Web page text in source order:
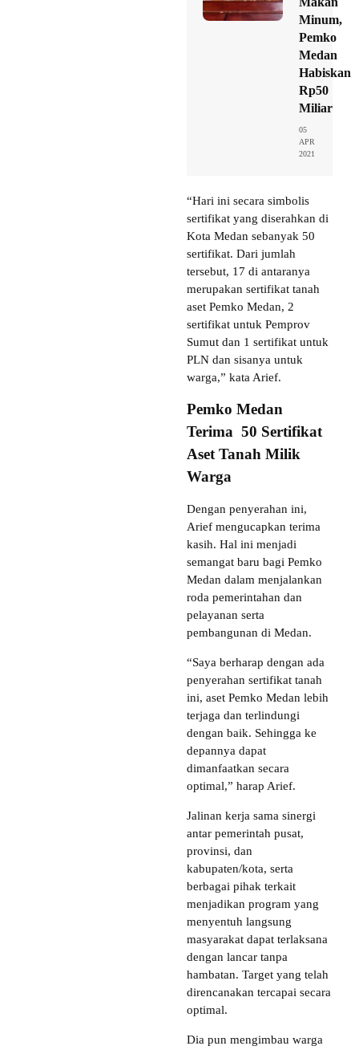
Minum,
Pemko
Medan
Habiskan
Rp50
Miliar
05
APR
2021
“Hari ini secara simbolis
sertifikat yang diserahkan di
Kota Medan sebanyak 50
sertifikat. Dari jumlah
tersebut, 17 di antaranya
merupakan sertifikat tanah
aset Pemko Medan, 2
sertifikat untuk Pemprov
Sumut dan 1 sertifikat untuk
PLN dan sisanya untuk
warga,” kata Arief.
Pemko Medan
Terima 50 Sertifikat
Aset Tanah Milik
Warga
Dengan penyerahan ini,
Arief mengucapkan terima
kasih. Hal ini menjadi
semangat baru bagi Pemko
Medan dalam menjalankan
roda pemerintahan dan
pelayanan serta
pembangunan di Medan.
“Saya berharap dengan ada
penyerahan sertifikat tanah
ini, aset Pemko Medan lebih
terjaga dan terlindungi
dengan baik. Sehingga ke
depannya dapat
dimanfaatkan secara
optimal,” harap Arief.
Jalinan kerja sama sinergi
antar pemerintah pusat,
provinsi, dan
kabupaten/kota, serta
berbagai pihak terkait
menjadikan program yang
menyentuh langsung
masyarakat dapat terlaksana
dengan lancar tanpa
hambatan. Target yang telah
direncanakan tercapai secara
optimal.
Dia pun mengimbau warga